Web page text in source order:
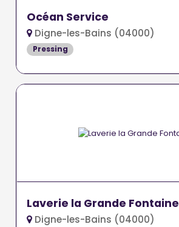
Océan Service
Digne-les-Bains (04000)
Pressing
Laverie la Grande Fontaine
Digne-les-Bains (04000)